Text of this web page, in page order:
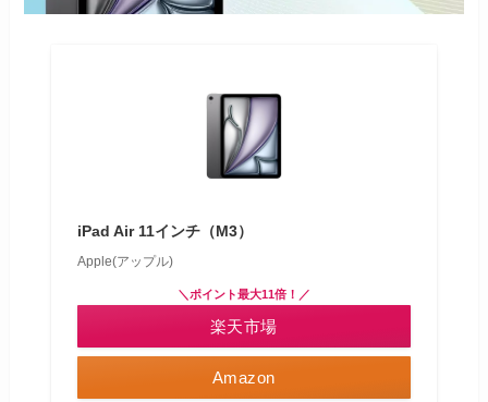
iPad Air 11インチ（M3）
Apple(アップル)
Amazon
＼ポイント最大11倍！／
楽天市場